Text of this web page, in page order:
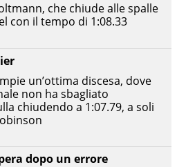
dopo un errore
un’ottima discesa, dove
non ha sbagliato
chiudendo a 1:07.79, a soli
che chiude alle spalle
con il tempo di 1:08.33